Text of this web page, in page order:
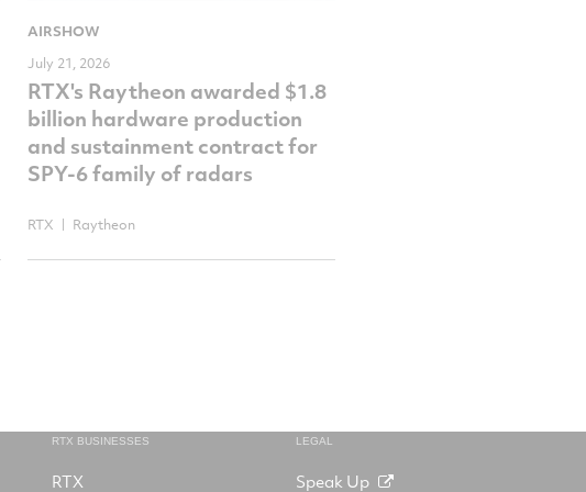
AIRSHOW
July 21, 2026
RTX's Raytheon awarded $1.8
billion hardware production
and sustainment contract for
SPY-6 family of radars
RTX Raytheon
RTX BUSINESSES
RTX
LEGAL
Speak Up